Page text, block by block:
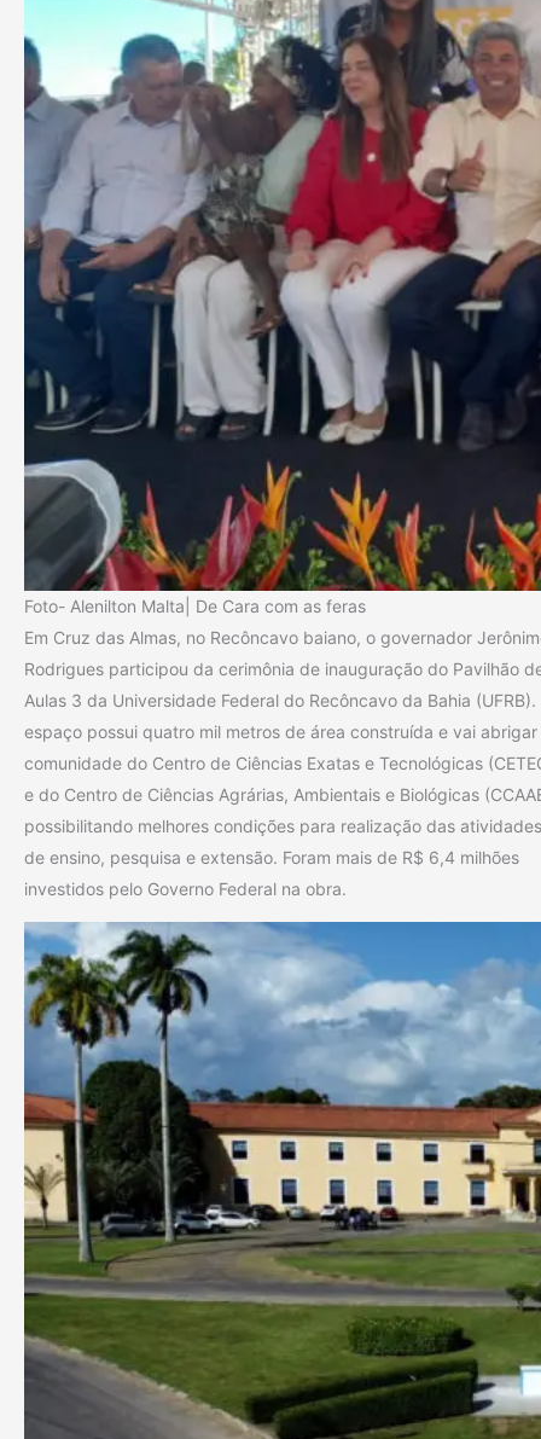
Foto- Alenilton Malta| De Cara com as feras
Em Cruz das Almas, no Recôncavo baiano, o governador
Rodrigues participou da cerimônia de inauguração do Pavilhão
Aulas 3 da Universidade Federal do Recôncavo da Bahia (UFRB).
espaço possui quatro mil metros de área construída e vai abrigar
comunidade do Centro de Ciências Exatas e Tecnológicas
e do Centro de Ciências Agrárias, Ambientais e Biológicas
possibilitando melhores condições para realização das atividades
de ensino, pesquisa e extensão. Foram mais de R$ 6,4 milhões
investidos pelo Governo Federal na obra.